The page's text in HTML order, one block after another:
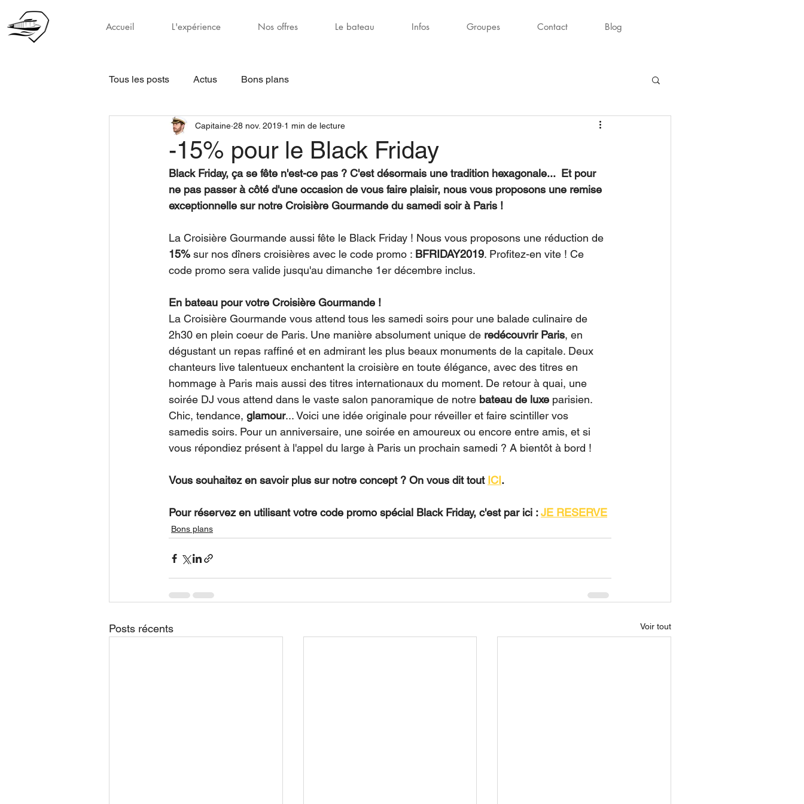
Accueil L'expérience Nos offres Le bateau Infos Groupes Contact Blog
Tous les posts Actus Bons plans
-15% pour le Black Friday
Capitaine 28 nov. 2019 1 min de lecture
Black Friday, ça se fête n'est-ce pas ? C'est désormais une tradition hexagonale...  Et pour
ne pas passer à côté d'une occasion de vous faire plaisir, nous vous proposons une remise
exceptionnelle sur notre Croisière Gourmande du samedi soir à Paris !
La Croisière Gourmande aussi fête le Black Friday ! Nous vous proposons une réduction de
15% sur nos dîners croisières avec le code promo : BFRIDAY2019. Profitez-en vite ! Ce
code promo sera valide jusqu'au dimanche 1er décembre inclus.
En bateau pour votre Croisière Gourmande !
La Croisière Gourmande vous attend tous les samedi soirs pour une balade culinaire de
2h30 en plein coeur de Paris. Une manière absolument unique de redécouvrir Paris, en
dégustant un repas raffiné et en admirant les plus beaux monuments de la capitale. Deux
chanteurs live talentueux enchantent la croisière en toute élégance, avec des titres en
hommage à Paris mais aussi des titres internationaux du moment. De retour à quai, une
soirée DJ vous attend dans le vaste salon panoramique de notre bateau de luxe parisien.
Chic, tendance, glamour... Voici une idée originale pour réveiller et faire scintiller vos
samedis soirs. Pour un anniversaire, une soirée en amoureux ou encore entre amis, et si
vous répondiez présent à l'appel du large à Paris un prochain samedi ? A bientôt à bord !
Vous souhaitez en savoir plus sur notre concept ? On vous dit tout ICI.
Pour réservez en utilisant votre code promo spécial Black Friday, c'est par ici : JE RESERVE
Bons plans
Posts récents Voir tout